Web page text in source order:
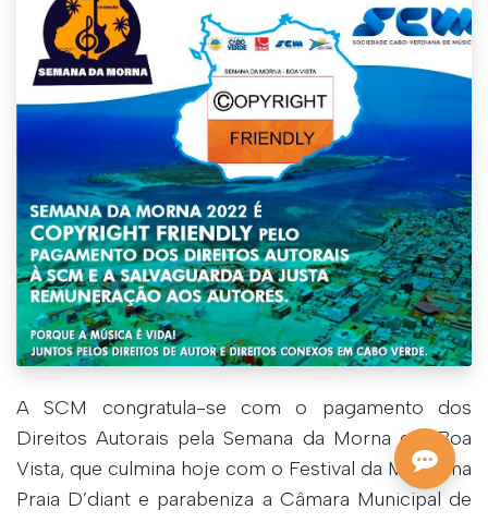
A SCM congratula-se com o pagamento dos
Direitos Autorais pela Semana da Morna em Boa
Vista, que culmina hoje com o Festival da Morna na
Praia D’diant e parabeniza a Câmara Municipal de